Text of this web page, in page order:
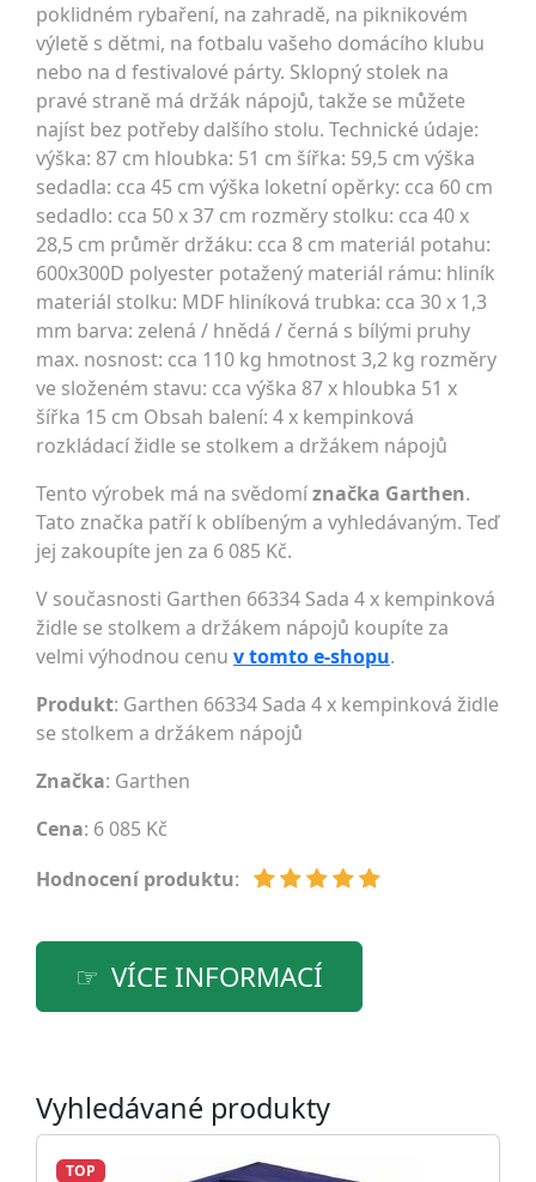
poklidném rybaření, na zahradě, na piknikovém
výletě s dětmi, na fotbalu vašeho domácího klubu
nebo na d festivalové párty. Sklopný stolek na
pravé straně má držák nápojů, takže se můžete
najíst bez potřeby dalšího stolu. Technické údaje:
výška: 87 cm hloubka: 51 cm šířka: 59,5 cm výška
sedadla: cca 45 cm výška loketní opěrky: cca 60 cm
sedadlo: cca 50 x 37 cm rozměry stolku: cca 40 x
28,5 cm průměr držáku: cca 8 cm materiál potahu:
600x300D polyester potažený materiál rámu: hliník
materiál stolku: MDF hliníková trubka: cca 30 x 1,3
mm barva: zelená / hnědá / černá s bílými pruhy
max. nosnost: cca 110 kg hmotnost 3,2 kg rozměry
ve složeném stavu: cca výška 87 x hloubka 51 x
šířka 15 cm Obsah balení: 4 x kempinková
rozkládací židle se stolkem a držákem nápojů
Tento výrobek má na svědomíznačka Garthen.
Tato značka patří k oblíbeným a vyhledávaným. Teď
jej zakoupíte jen za 6 085 Kč.
V současnosti Garthen 66334 Sada 4 x kempinková
židle se stolkem a držákem nápojů koupíte za
velmi výhodnou cenu v tomto e-shopu.
Produkt: Garthen 66334 Sada 4 x kempinková židle
se stolkem a držákem nápojů
Značka: Garthen
Cena: 6 085 Kč
Hodnocení produktu:
VÍCE INFORMACÍ
Vyhledávané produkty
TOP